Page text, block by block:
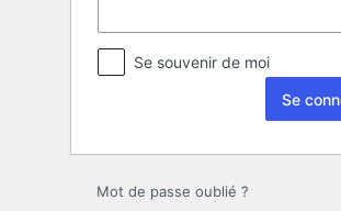
Se souvenir de moi
Mot de passe oublié ?